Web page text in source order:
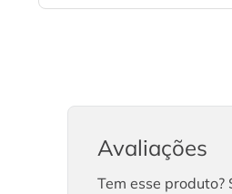
Avaliações
Tem esse